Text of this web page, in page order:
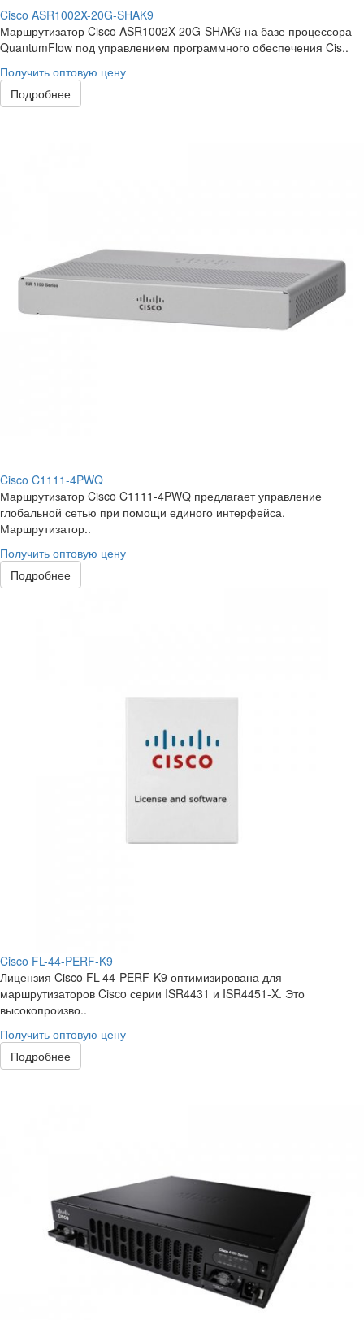
Cisco ASR1002X-20G-SHAK9
Маршрутизатор Cisco ASR1002X-20G-SHAK9 на базе процессора
QuantumFlow под управлением программного обеспечения Cis..
Получить оптовую цену
Подробнее
Cisco C1111-4PWQ
Маршрутизатор Cisco C1111-4PWQ предлагает управление
глобальной сетью при помощи единого интерфейса.
Маршрутизатор..
Получить оптовую цену
Подробнее
Cisco FL-44-PERF-K9
Лицензия Cisco FL-44-PERF-K9 оптимизирована для
маршрутизаторов Cisco серии ISR4431 и ISR4451-X. Это
высокопроизво..
Получить оптовую цену
Подробнее